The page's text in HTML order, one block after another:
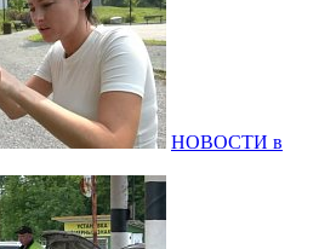
НОВОСТИ в